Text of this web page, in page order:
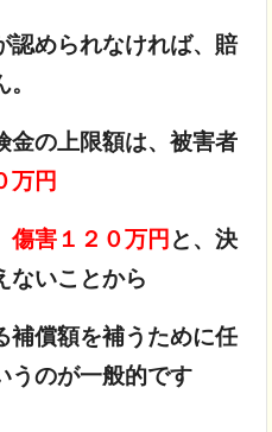
認められなければ、賠
金の上限額は、被害者
万円
傷害１２０万円 と、決
ないことから
補償額を補うために任
うのが一般的です